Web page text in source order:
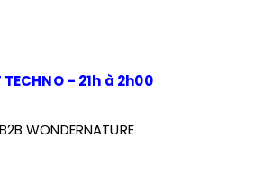
TECHNO – 21h à 2h00
WONDERNATURE